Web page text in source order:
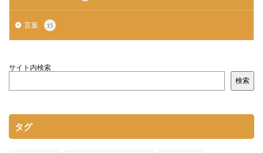
言葉 15
サイト内検索
検索
タグ